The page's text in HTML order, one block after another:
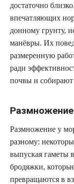
достаточно
впечатляющих
донному грунту,
манёвры. Их
размеренную
ради
почвы и
Размножение у
разному:
выпуская гаметы
бродяжки,
превращаются в